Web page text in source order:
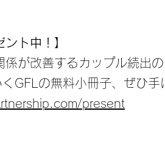
ント中！】
係が改善するカップル続出の
GFLの無料小冊子、ぜひ手
present